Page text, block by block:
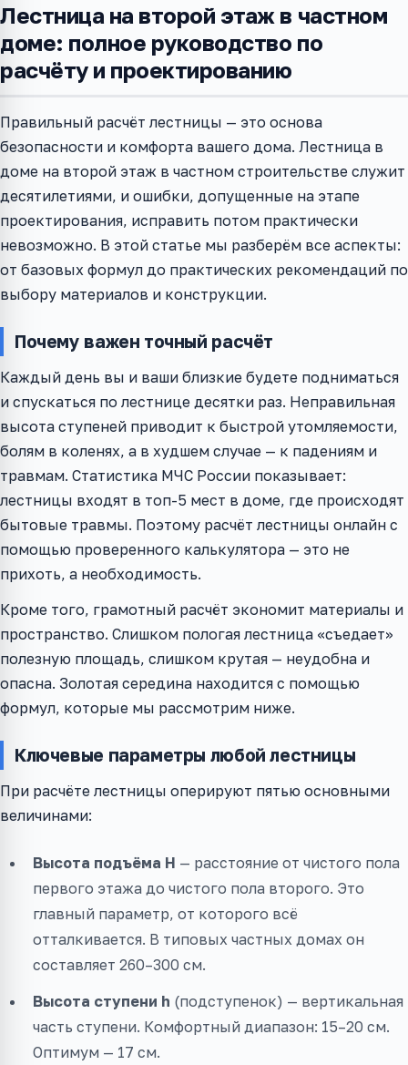
Лестница на второй этаж в частном
доме: полное руководство по
расчёту и проектированию
Правильный расчёт лестницы — это основа
безопасности и комфорта вашего дома. Лестница в
доме на второй этаж в частном строительстве служит
десятилетиями, и ошибки, допущенные на этапе
проектирования, исправить потом практически
невозможно. В этой статье мы разберём все аспекты:
от базовых формул до практических рекомендаций по
выбору материалов и конструкции.
Почему важен точный расчёт
Каждый день вы и ваши близкие будете подниматься
и спускаться по лестнице десятки раз. Неправильная
высота ступеней приводит к быстрой утомляемости,
болям в коленях, а в худшем случае — к падениям и
травмам. Статистика МЧС России показывает:
лестницы входят в топ-5 мест в доме, где происходят
бытовые травмы. Поэтому расчёт лестницы онлайн с
помощью проверенного калькулятора — это не
прихоть, а необходимость.
Кроме того, грамотный расчёт экономит материалы и
пространство. Слишком пологая лестница «съедает»
полезную площадь, слишком крутая — неудобна и
опасна. Золотая середина находится с помощью
формул, которые мы рассмотрим ниже.
Ключевые параметры любой лестницы
При расчёте лестницы оперируют пятью основными
величинами:
Высота подъёма H — расстояние от чистого пола
первого этажа до чистого пола второго. Это
главный параметр, от которого всё
отталкивается. В типовых частных домах он
составляет 260–300 см.
Высота ступени h (подступенок) — вертикальная
часть ступени. Комфортный диапазон: 15–20 см.
Оптимум — 17 см.